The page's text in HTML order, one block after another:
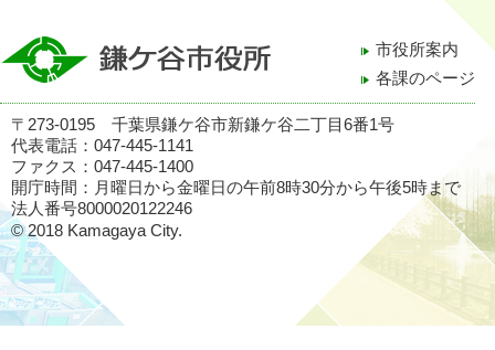
市役所案内
各課のページ
〒273-0195 千葉県鎌ケ谷市新鎌ケ谷二丁目6番1号
代表電話：047-445-1141
ファクス：047-445-1400
開庁時間：月曜日から金曜日の午前8時30分から午後5時まで
法人番号8000020122246
© 2018 Kamagaya City.